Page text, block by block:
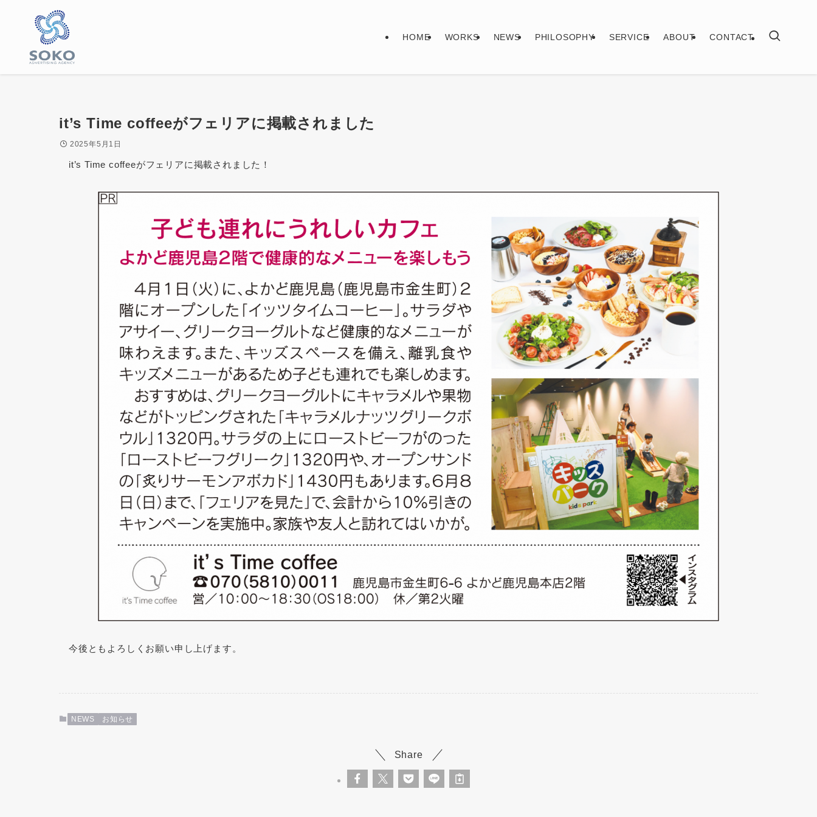
HOME WORKS NEWS PHILOSOPHY SERVICE ABOUT CONTACT
it’s Time coffeeがフェリアに掲載されました
2025年5月1日
it’s Time coffeeがフェリアに掲載されました！
今後ともよろしくお願い申し上げます。
NEWS お知らせ
Share